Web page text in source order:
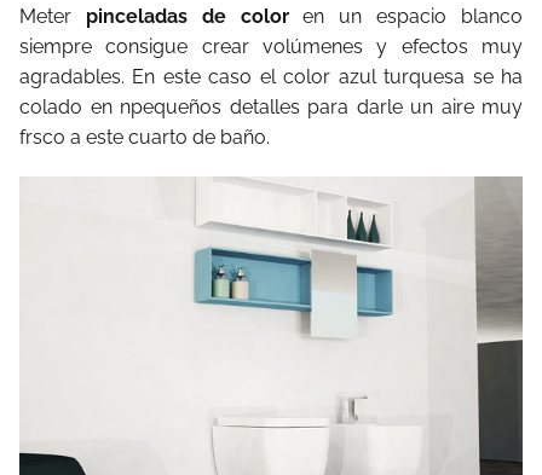
Meter pinceladas de coloren un espacio blanco
siempre consigue crear volúmenes y efectos muy
agradables. En este caso el color azul turquesa se ha
colado en npequeños detalles para darle un aire muy
frsco a este cuarto de baño.